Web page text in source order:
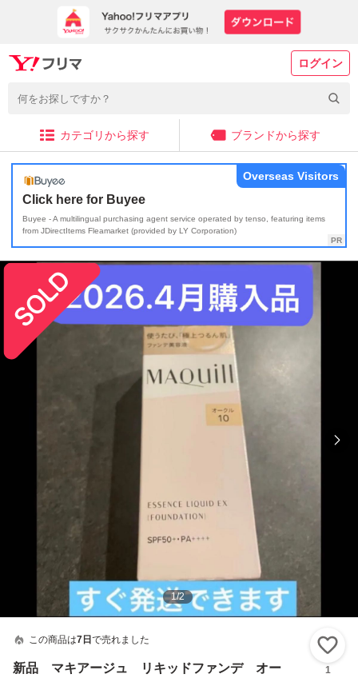
ログイン
カテゴリから探す ブランドから探す
Click here for Buyee
Buyee - A multilingual purchasing agent service operated by tenso, featuring items
from JDirectItems Fleamarket (provided by LY Corporation)
Overseas Visitors
1/2
この商品は7日 で売れました
新品 マキアージュ リキッドファンデ オー
1